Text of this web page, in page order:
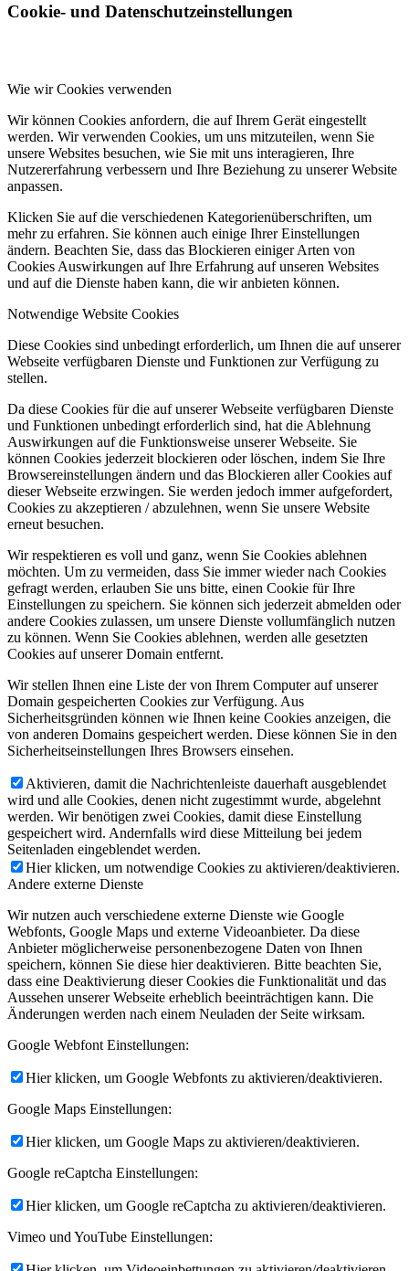
Cookie- und Datenschutzeinstellungen
Wie wir Cookies verwenden
Wir können Cookies anfordern, die auf Ihrem Gerät eingestellt
werden. Wir verwenden Cookies, um uns mitzuteilen, wenn Sie
unsere Websites besuchen, wie Sie mit uns interagieren, Ihre
Nutzererfahrung verbessern und Ihre Beziehung zu unserer Website
anpassen.
Klicken Sie auf die verschiedenen Kategorienüberschriften, um
mehr zu erfahren. Sie können auch einige Ihrer Einstellungen
ändern. Beachten Sie, dass das Blockieren einiger Arten von
Cookies Auswirkungen auf Ihre Erfahrung auf unseren Websites
und auf die Dienste haben kann, die wir anbieten können.
Notwendige Website Cookies
Diese Cookies sind unbedingt erforderlich, um Ihnen die auf unserer
Webseite verfügbaren Dienste und Funktionen zur Verfügung zu
stellen.
Da diese Cookies für die auf unserer Webseite verfügbaren Dienste
und Funktionen unbedingt erforderlich sind, hat die Ablehnung
Auswirkungen auf die Funktionsweise unserer Webseite. Sie
können Cookies jederzeit blockieren oder löschen, indem Sie Ihre
Browsereinstellungen ändern und das Blockieren aller Cookies auf
dieser Webseite erzwingen. Sie werden jedoch immer aufgefordert,
Cookies zu akzeptieren / abzulehnen, wenn Sie unsere Website
erneut besuchen.
Wir respektieren es voll und ganz, wenn Sie Cookies ablehnen
möchten. Um zu vermeiden, dass Sie immer wieder nach Cookies
gefragt werden, erlauben Sie uns bitte, einen Cookie für Ihre
Einstellungen zu speichern. Sie können sich jederzeit abmelden oder
andere Cookies zulassen, um unsere Dienste vollumfänglich nutzen
zu können. Wenn Sie Cookies ablehnen, werden alle gesetzten
Cookies auf unserer Domain entfernt.
Wir stellen Ihnen eine Liste der von Ihrem Computer auf unserer
Domain gespeicherten Cookies zur Verfügung. Aus
Sicherheitsgründen können wie Ihnen keine Cookies anzeigen, die
von anderen Domains gespeichert werden. Diese können Sie in den
Sicherheitseinstellungen Ihres Browsers einsehen.
Aktivieren, damit die Nachrichtenleiste dauerhaft ausgeblendet
wird und alle Cookies, denen nicht zugestimmt wurde, abgelehnt
werden. Wir benötigen zwei Cookies, damit diese Einstellung
gespeichert wird. Andernfalls wird diese Mitteilung bei jedem
Seitenladen eingeblendet werden.
Hier klicken, um notwendige Cookies zu aktivieren/deaktivieren.
Andere externe Dienste
Wir nutzen auch verschiedene externe Dienste wie Google
Webfonts, Google Maps und externe Videoanbieter. Da diese
Anbieter möglicherweise personenbezogene Daten von Ihnen
speichern, können Sie diese hier deaktivieren. Bitte beachten Sie,
dass eine Deaktivierung dieser Cookies die Funktionalität und das
Aussehen unserer Webseite erheblich beeinträchtigen kann. Die
Änderungen werden nach einem Neuladen der Seite wirksam.
Google Webfont Einstellungen:
Hier klicken, um Google Webfonts zu aktivieren/deaktivieren.
Google Maps Einstellungen:
Hier klicken, um Google Maps zu aktivieren/deaktivieren.
Google reCaptcha Einstellungen:
Hier klicken, um Google reCaptcha zu aktivieren/deaktivieren.
Vimeo und YouTube Einstellungen: